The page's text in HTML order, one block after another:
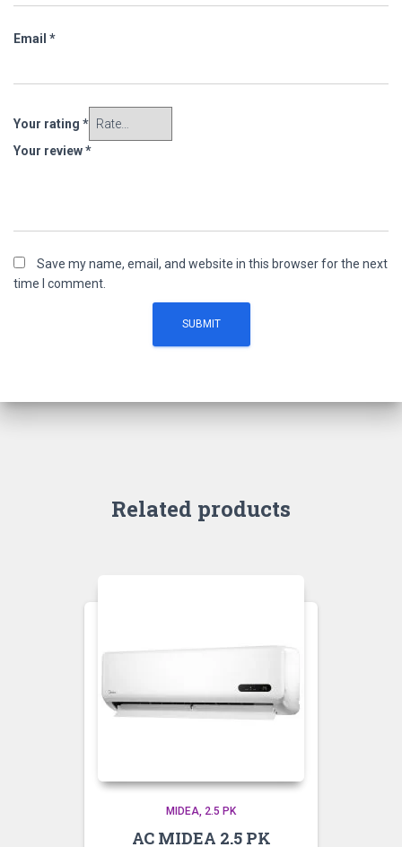
Email *
Your rating *
Your review*
Save my name, email, and website in this browser for the next
time I comment.
Related products
MIDEA 2.5 PK
AC MIDEA 2.5 PK